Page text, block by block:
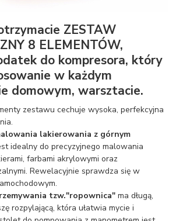
ZESTAW
8 ELEMENTÓW,
do kompresora, który
w każdym
domowym, warsztacie.
zestawu cechuje wysoka, perfekcyjna
lakierowania z górnym
idealny do precyzyjnego malowania
farbami akrylowymi oraz
Rewelacyjnie sprawdza się w
tzw."ropownica" ma długą,
rozpylającą, która ułatwia mycie i